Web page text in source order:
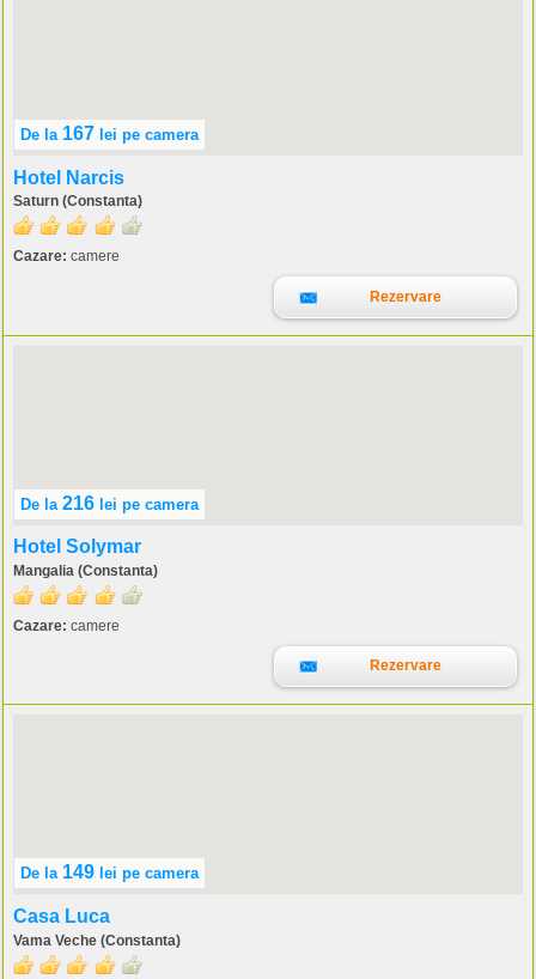
De la 167 lei pe camera
Hotel Narcis
Saturn (Constanta)
Cazare: camere
Rezervare
De la 216 lei pe camera
Hotel Solymar
Mangalia (Constanta)
Cazare: camere
Rezervare
De la 149 lei pe camera
Casa Luca
Vama Veche (Constanta)